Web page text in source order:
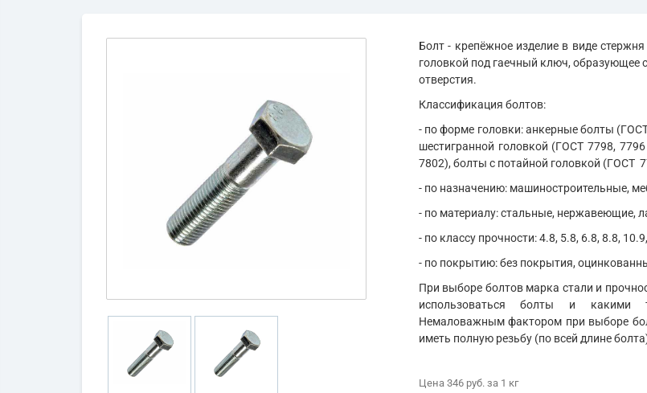
Болт - крепёжное изделие в виде
головкой под гаечный ключ, образующее
отверстия.
Классификация болтов:
- по форме головки: анкерные болты
шестигранной головкой (ГОСТ 7798,
7802), болты с потайной головкой (ГОСТ
- по назначению: машиностроительные,
- по материалу: стальные, нержавеющие,
- по классу прочности: 4.8, 5.8, 6.8, 8.8,
- по покрытию: без покрытия,
При выборе болтов марка стали и
использоваться болты и какими
Немаловажным фактором при выборе
иметь полную резьбу (по всей длине
Цена 346 руб.за 1 кг